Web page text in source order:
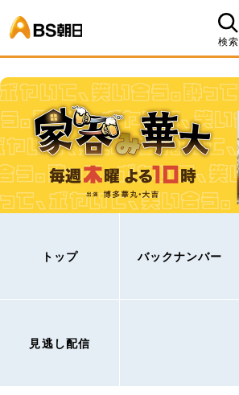
検索
トップ バックナンバー
見逃し配信